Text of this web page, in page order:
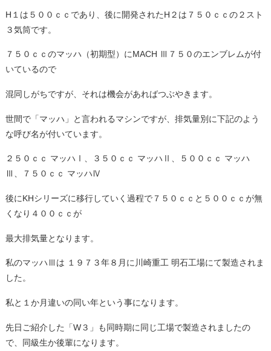
H１は５００ｃｃであり、後に開発されたH２は７５０ｃｃの２スト
３気筒です。
７５０ｃｃのマッハ（初期型）にMACH Ⅲ７５０のエンブレムが付
いているので
混同しがちですが、それは機会があればつぶやきます。
世間で「マッハ」と言われるマシンですが、排気量別に下記のよう
な呼び名が付いています。
２５０ｃｃ マッハⅠ、３５０ｃｃ マッハⅡ、５００ｃｃ マッハ
Ⅲ、７５０ｃｃ マッハⅣ
後にKHシリーズに移行していく過程で７５０ｃｃと５００ｃｃが無
くなり４００ｃｃが
最大排気量となります。
私のマッハⅢは １９７３年８月に川崎重工 明石工場にて製造されま
した。
私と１か月違いの同い年という事になります。
先日ご紹介した「W３」も同時期に同じ工場で製造されましたの
で、同級生か後輩になります。